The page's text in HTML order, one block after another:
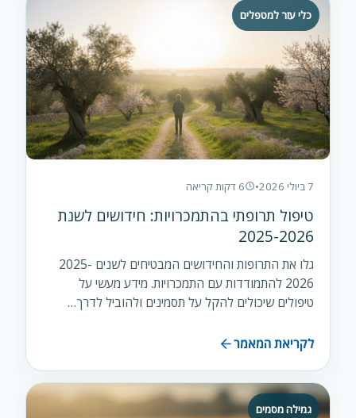
כלי עזר למטפלים
7 ביולי 2026 • 6 דקות קריאה
טיפול תרופתי בהתמכרויות: חידושים לשנת
2025-2026
גלו את התרופות והחידושים המבטיחים לשנים 2025-
2026 להתמודדות עם התמכרויות. מידע מעשי על
טיפולים שיכולים להקל על תסמינים ולהוביל לדרך…
לקריאת המאמר
גמילה מסמים